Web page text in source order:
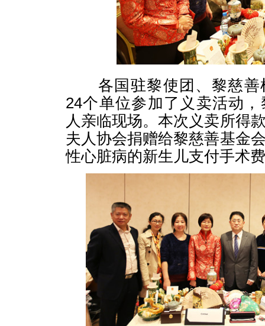
各国驻黎使团、黎慈善
24个单位参加了义卖活动
人亲临现场。本次义卖所得
夫人协会捐赠给黎慈善基金
性心脏病的新生儿支付手术